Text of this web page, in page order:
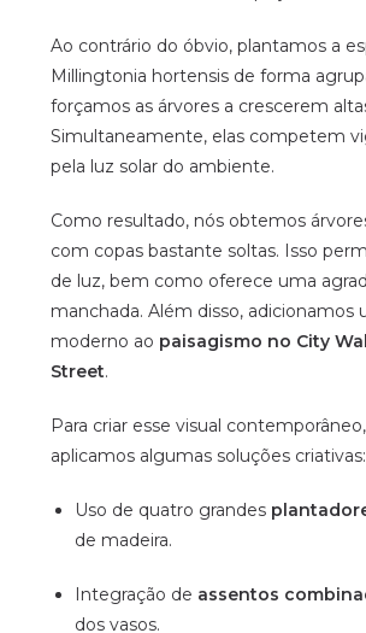
Ao contrário do óbvio, plantamos a
Millingtonia hortensis de forma
forçamos as árvores a crescerem
Simultaneamente, elas competem
pela luz solar do ambiente.
Como resultado, nós obtemos
com copas bastante soltas. Isso
de luz, bem como oferece uma
manchada. Além disso, adicionamos
moderno ao paisagismo no City
Street.
Para criar esse visual
aplicamos algumas soluções criativas:
Uso de quatro grandes
de madeira.
Integração de assentos
dos vasos.